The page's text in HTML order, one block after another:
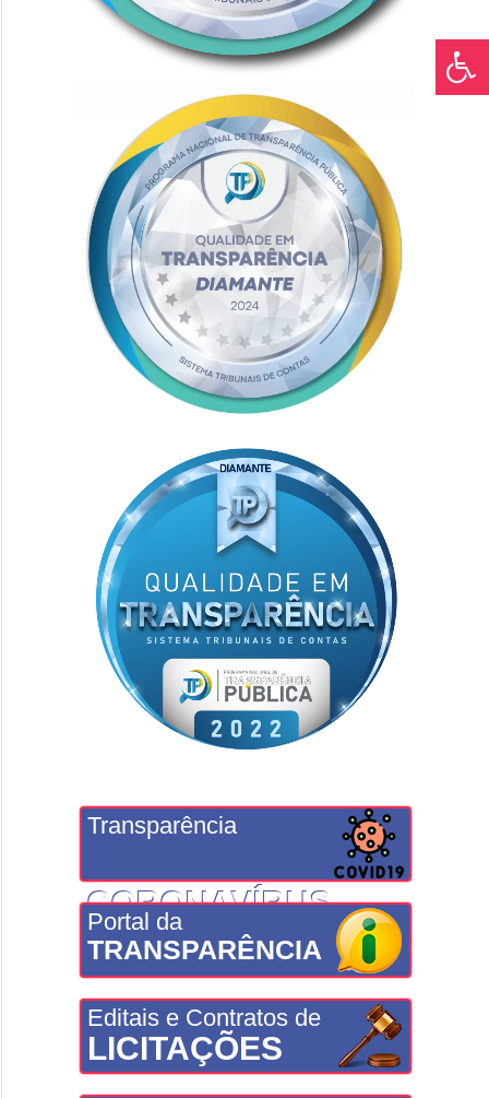
Transparência
CORONAVÍRUS
Portal da
TRANSPARÊNCIA
Editais e Contratos de
LICITAÇÕES